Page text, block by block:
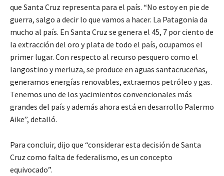
que Santa Cruz representa para el país. “No estoy en pie de
guerra, salgo a decir lo que vamos a hacer. La Patagonia da
mucho al país. En Santa Cruz se genera el 45, 7 por ciento de
la extracción del oro y plata de todo el país, ocupamos el
primer lugar. Con respecto al recurso pesquero como el
langostino y merluza, se produce en aguas santacruceñas,
generamos energías renovables, extraemos petróleo y gas.
Tenemos uno de los yacimientos convencionales más
grandes del país y además ahora está en desarrollo Palermo
Aike”, detalló.
Para concluir, dijo que “considerar esta decisión de Santa
Cruz como falta de federalismo, es un concepto
equivocado”.